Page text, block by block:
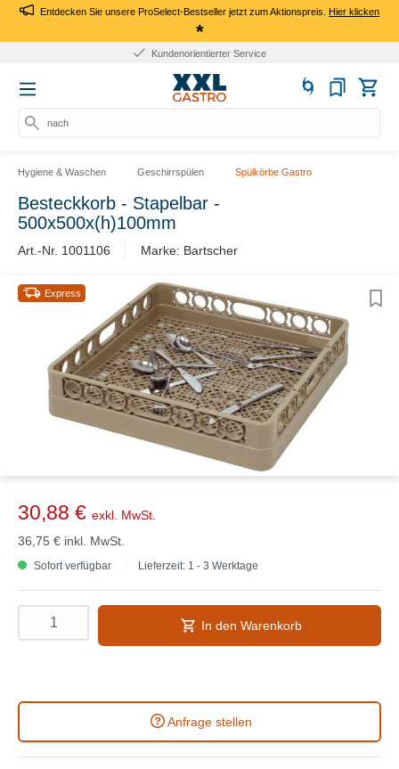
Entdecken Sie unsere ProSelect-Bestseller jetzt zum Aktionspreis.Hier klicken
*
Kundenorientierter Service
nach Pr
Hygiene & Waschen Geschirrspülen Spülkörbe Gastro
Besteckkorb - Stapelbar -
500x500x(h)100mm
Art.-Nr. 1001106 Marke: Bartscher
Express
30,88 € exkl. MwSt.
36,75 € inkl. MwSt.
Sofort verfügbar Lieferzeit: 1 - 3 Werktage
In den Warenkorb
Anfrage stellen